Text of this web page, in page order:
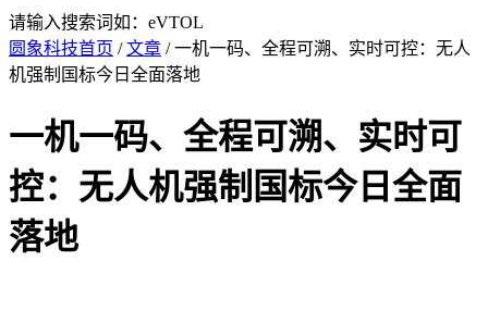
请输入搜索词如：eVTOL
圆象科技首页 /文章 / 一机一码、全程可溯、实时可控：无人
机强制国标今日全面落地
一机一码、全程可溯、实时可
控：无人机强制国标今日全面
落地